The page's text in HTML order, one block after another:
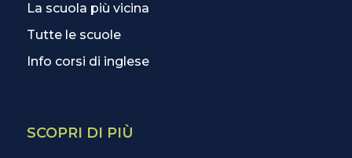
La scuola più vicina
Tutte le scuole
Info corsi di inglese
SCOPRI DI PIÙ